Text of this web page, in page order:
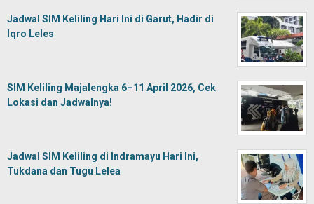
Jadwal SIM Keliling Hari Ini di Garut, Hadir di
Iqro Leles
SIM Keliling Majalengka 6–11 April 2026, Cek
Lokasi dan Jadwalnya!
Jadwal SIM Keliling di Indramayu Hari Ini,
Tukdana dan Tugu Lelea